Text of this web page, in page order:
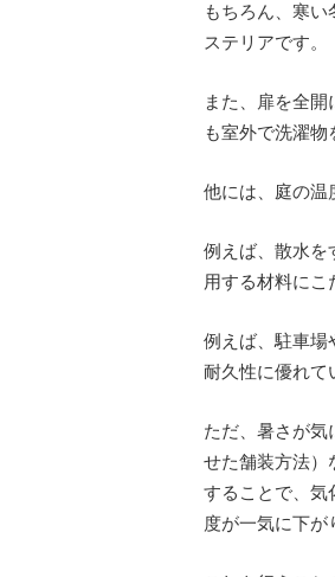
もちろん、寒
ステリアです。
また、扉を全
も室外で洗濯物
他には、庭の温
例えば、散水を
用する材料にこ
例えば、駐車場
耐久性に優れて
ただ、暑さが気
せた舗装方法）
することで、気
度が一気に下が